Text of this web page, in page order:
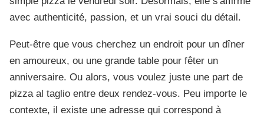
avec authenticité, passion, et un vrai souci du détail.
Peut-être que vous cherchez un endroit pour un dîner
en amoureux, ou une grande table pour fêter un
anniversaire. Ou alors, vous voulez juste une part de
pizza al taglio entre deux rendez-vous. Peu importe le
contexte, il existe une adresse qui correspond à